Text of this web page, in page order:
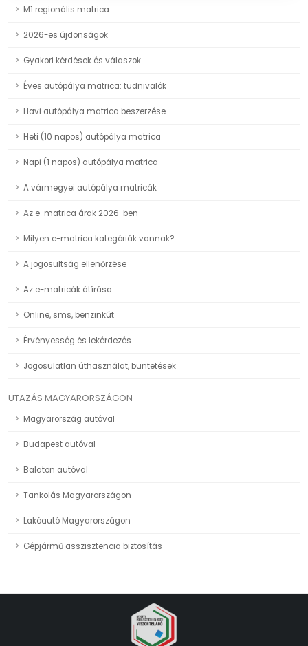
M1 regionális matrica
2026-es újdonságok
Gyakori kérdések és válaszok
Éves autópálya matrica: tudnivalók
Havi autópálya matrica beszerzése
Heti (10 napos) autópálya matrica
Napi (1 napos) autópálya matrica
A vármegyei autópálya matricák
Az e-matrica árak 2026-ben
Milyen e-matrica kategóriák vannak?
A jogosultság ellenőrzése
Az e-matricák átírása
Online, sms, benzinkút
Érvényesség és lekérdezés
Jogosulatlan úthasználat, büntetések
UTAZÁS MAGYARORSZÁGON
Magyarország autóval
Budapest autóval
Balaton autóval
Tankolás Magyarországon
Lakóautó Magyarországon
Gépjármű asszisztencia biztosítás